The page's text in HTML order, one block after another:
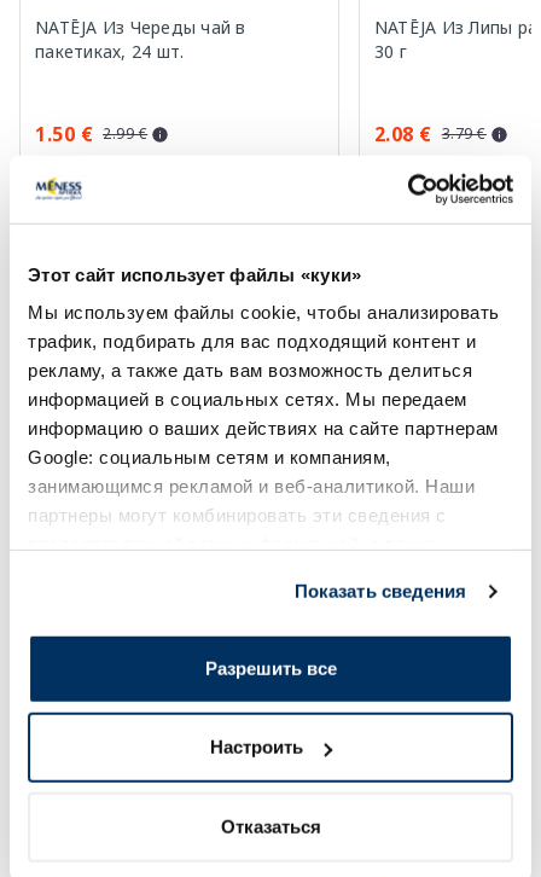
Этот сайт использует файлы «куки»
Мы используем файлы cookie, чтобы анализировать
трафик, подбирать для вас подходящий контент и
рекламу, а также дать вам возможность делиться
информацией в социальных сетях. Мы передаем
информацию о ваших действиях на сайте партнерам
Google: социальным сетям и компаниям,
занимающимся рекламой и веб-аналитикой. Наши
партнеры могут комбинировать эти сведения с
Показать сведения
Разрешить все
Настроить
Отказаться
NATĒJA Из Череды чай в
пакетиках, 24 шт.
1.50 € 2.99 €
NATĒJA Из Липы
30 г
2.08 € 3.79 €
В
Page 1 of 10
Солнечная защита летом ☀️
Более...
BIODERMA Photoderm SPF 50+
солнцезащитное средство, 50 г
VICHY Capital